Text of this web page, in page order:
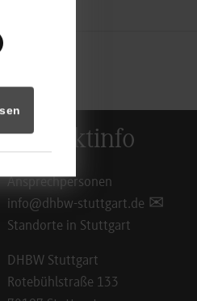
Kontaktinfo
Ansprechpersonen
info@dhbw-stuttgart.de
Standorte in Stuttgart
DHBW Stuttgart
Rotebühlstraße 133